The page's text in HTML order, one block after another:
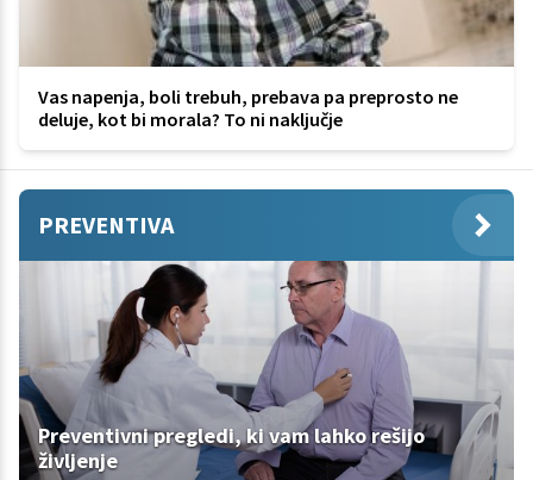
Vas napenja, boli trebuh, prebava pa preprosto ne
deluje, kot bi morala? To ni naključje
PREVENTIVA
Preventivni pregledi, ki vam lahko rešijo
življenje